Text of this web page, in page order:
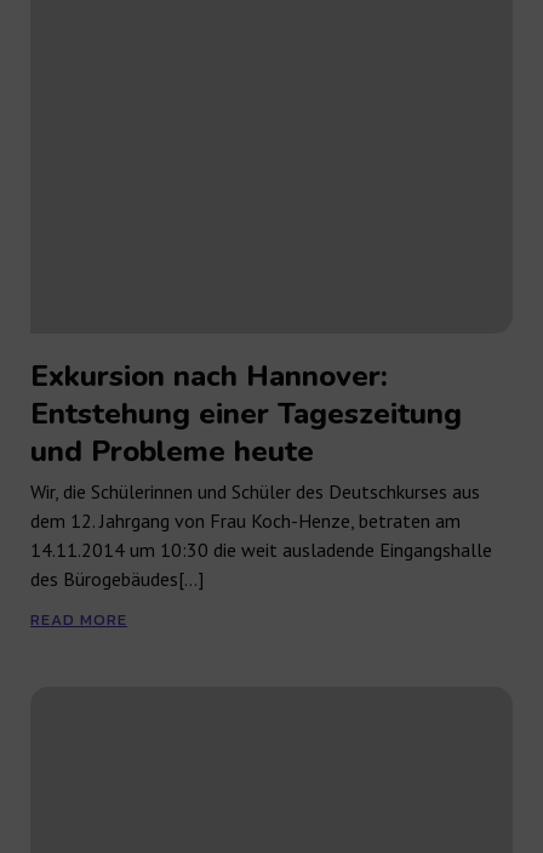
Exkursion nach Hannover:
Entstehung einer Tageszeitung
und Probleme heute
Wir, die Schülerinnen und Schüler des Deutschkurses aus
dem 12. Jahrgang von Frau Koch-Henze, betraten am
14.11.2014 um 10:30 die weit ausladende Eingangshalle
des Bürogebäudes[…]
READ MORE